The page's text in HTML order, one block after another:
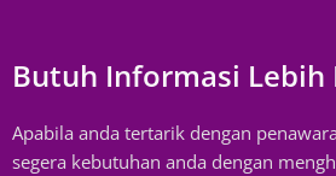
Butuh Informasi Lebih
Apabila anda tertarik dengan
segera kebutuhan anda dengan